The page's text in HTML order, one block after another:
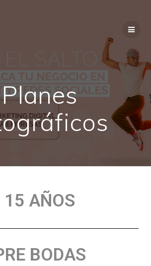
Planes
15 AÑOS
BODAS